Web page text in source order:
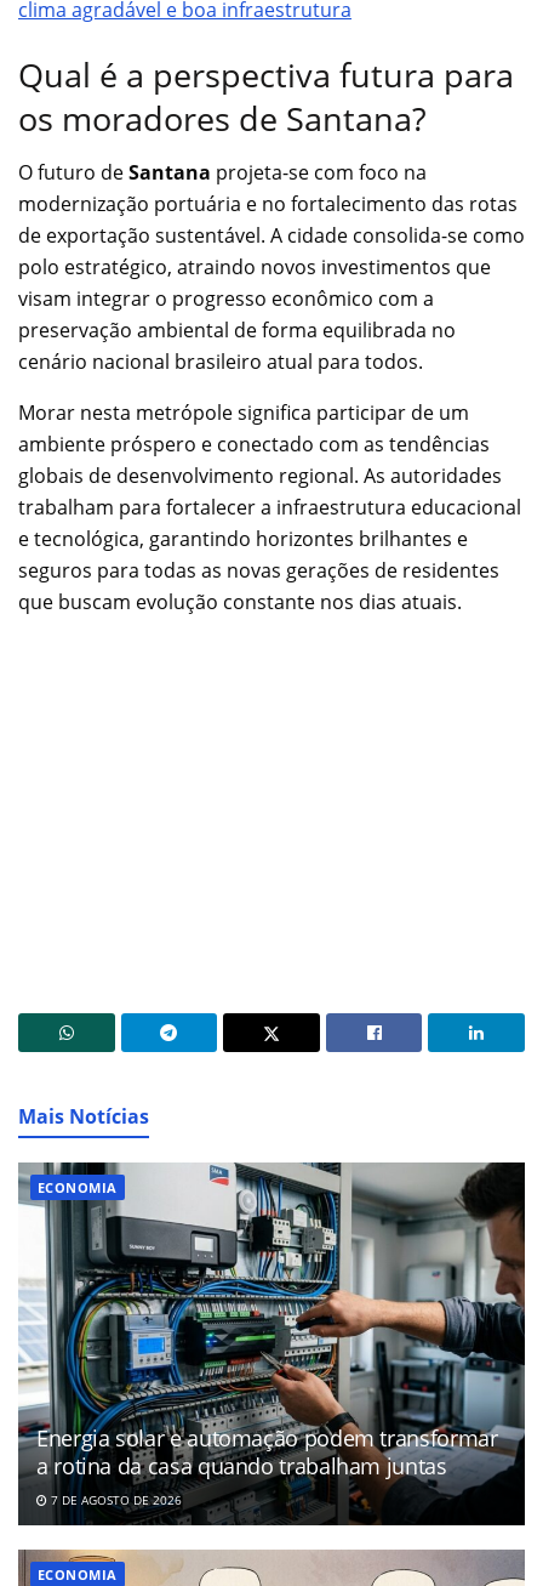
clima agradável e boa infraestrutura
Qual é a perspectiva futura para
os moradores de Santana?
O futuro deSantana projeta-se com foco na
modernização portuária e no fortalecimento das rotas
de exportação sustentável. A cidade consolida-se como
polo estratégico, atraindo novos investimentos que
visam integrar o progresso econômico com a
preservação ambiental de forma equilibrada no
cenário nacional brasileiro atual para todos.
Morar nesta metrópole significa participar de um
ambiente próspero e conectado com as tendências
globais de desenvolvimento regional. As autoridades
trabalham para fortalecer a infraestrutura educacional
e tecnológica, garantindo horizontes brilhantes e
seguros para todas as novas gerações de residentes
que buscam evolução constante nos dias atuais.
Mais Notícias
ECONOMIA
Energia solar e automação podem transformar
a rotina da casa quando trabalham juntas
7 DE AGOSTO DE 2026
ECONOMIA